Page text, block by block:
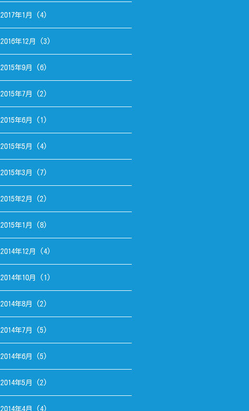
2017年1月 (4)
2016年12月 (3)
2015年9月 (6)
2015年7月 (2)
2015年6月 (1)
2015年5月 (4)
2015年3月 (7)
2015年2月 (2)
2015年1月 (8)
2014年12月 (4)
2014年10月 (1)
2014年8月 (2)
2014年7月 (5)
2014年6月 (5)
2014年5月 (2)
2014年4月 (4)